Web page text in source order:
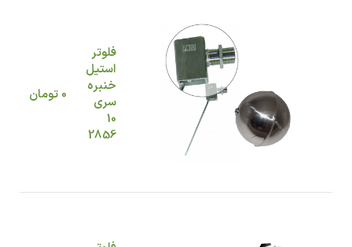
فلوتر
استیل
خنبره
سری
10
2856
0 تومان